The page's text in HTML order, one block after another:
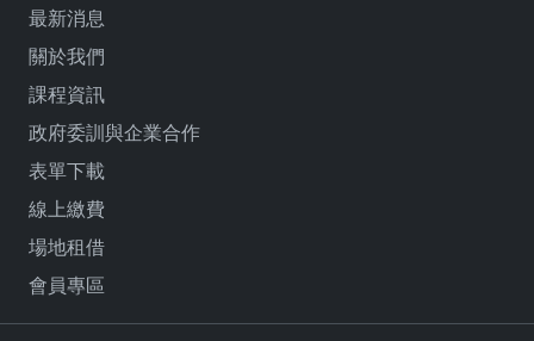
最新消息
關於我們
課程資訊
政府委訓與企業合作
表單下載
線上繳費
場地租借
會員專區